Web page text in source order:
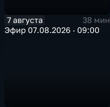
7 августа
38 мин
Эфир 07.08.2026 · 09:00